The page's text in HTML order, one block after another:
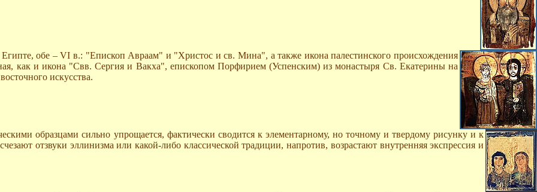
обе – VI в.: "Епископ Авраам" и "Христос и св. Мина", а также икона палестинского происхождения
как и икона "Свв. Сергия и Вакха", епископом Порфирием (Успенским) из монастыря Св. Екатерины на
искусства.
образцами сильно упрощается, фактически сводится к элементарному, но точному и твердому рисунку и к
отзвуки эллинизма или какой-либо классической традиции, напротив, возрастают внутренняя экспрессия и